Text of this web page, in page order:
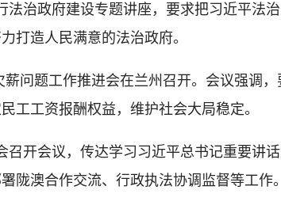
政府建设专题讲座，要求把习近平法治
打造人民满意的法治政府。
题工作推进会在兰州召开。会议强调，
工工资报酬权益，维护社会大局稳定。
会议，传达学习习近平总书记重要讲话
陇澳合作交流、行政执法协调监督等工作。